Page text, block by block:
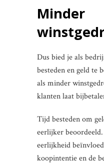
Minder
Dus bied je als
besteden en geld te
als minder
klanten laat
Tijd besteden om
eerlijker
eerlijkheid
koopintentie en de